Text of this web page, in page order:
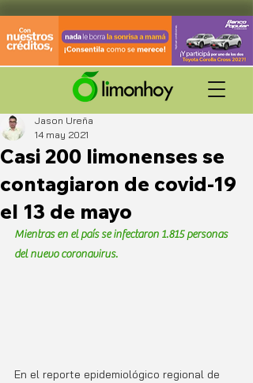
Casi 200 limonenses se
contagiaron de covid-19
el 13 de mayo
Jason Ureña
14 may 2021
Mientras en el país se infectaron 1.815 personas
del nuevo coronavirus.
En el reporte epidemiológico regional de